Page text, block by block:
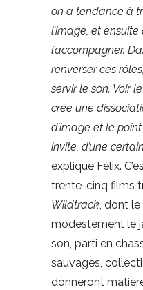
on a tendance à
l’image, et
l’accompagner.
renverser ces
servir le son. Voir
crée une
d’image et le
invite, d’une
explique Félix.
trente-cinq films
Wildtrack, dont
modestement le
son, parti en
sauvages,
donneront